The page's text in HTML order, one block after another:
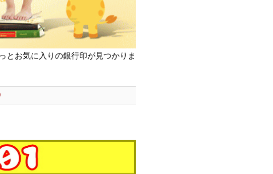
とお気に入りの銀行印が見つかりま